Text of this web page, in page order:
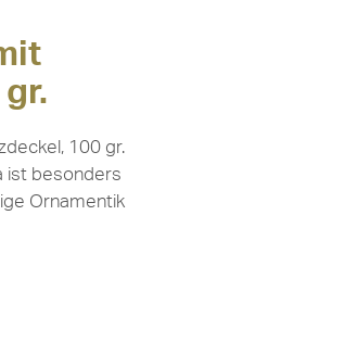
100 gr.
ist besonders
Ornamentik